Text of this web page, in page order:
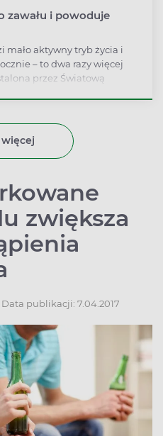
zawału i powoduje
mało aktywny tryb życia i
– to dwa razy więcej
przez Światową
więcej
zwiększa
Data publikacji: 7.04.2017